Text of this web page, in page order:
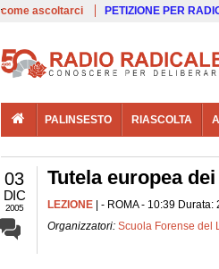
come ascoltarci PETIZIONE PER
PALINSESTO RIASCOLTA
03
DIC
2005
Tutela europea
LEZIONE | - ROMA - 10:39 Durata:
Organizzatori: Scuola Forense del